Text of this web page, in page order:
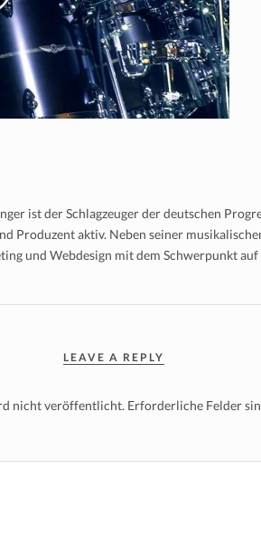
ist der Schlagzeuger der deutschen
Produzent aktiv. Neben seiner
und Webdesign mit dem Schwerpunkt
LEAVE A REPLY
nicht veröffentlicht. Erforderliche Felder